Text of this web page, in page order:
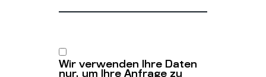
Wir verwenden Ihre Daten
nur, um Ihre Anfrage zu